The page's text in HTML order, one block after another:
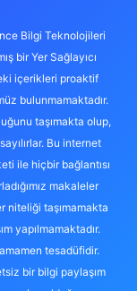
Bilgi Teknolojileri
bir Yer Sağlayıcı
içerikleri proaktif
bulunmamaktadır.
taşımakta olup,
Bu internet
ile hiçbir bağlantısı
makaleler
niteliği taşımamakta
yapılmamaktadır.
tesadüfidir.
bir bilgi paylaşım